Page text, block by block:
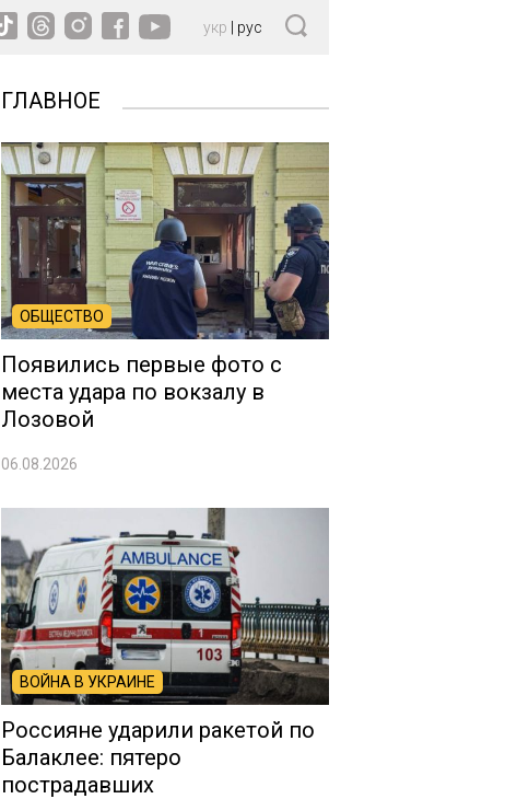
укр рус
ГЛАВНОЕ
ОБЩЕСТВО
Появились первые фото с
места удара по вокзалу в
Лозовой
06.08.2026
ВОЙНА В УКРАИНЕ
Россияне ударили ракетой по
Балаклее: пятеро
пострадавших